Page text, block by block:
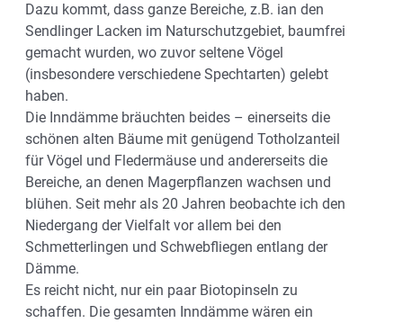
Dazu kommt, dass ganze Bereiche, z.B. ian den
Sendlinger Lacken im Naturschutzgebiet, baumfrei
gemacht wurden, wo zuvor seltene Vögel
(insbesondere verschiedene Spechtarten) gelebt
haben.
Die Inndämme bräuchten beides – einerseits die
schönen alten Bäume mit genügend Totholzanteil
für Vögel und Fledermäuse und andererseits die
Bereiche, an denen Magerpflanzen wachsen und
blühen. Seit mehr als 20 Jahren beobachte ich den
Niedergang der Vielfalt vor allem bei den
Schmetterlingen und Schwebfliegen entlang der
Dämme.
Es reicht nicht, nur ein paar Biotopinseln zu
schaffen. Die gesamten Inndämme wären ein